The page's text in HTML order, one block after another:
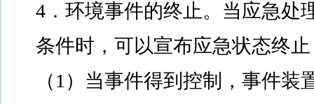
4．环境事件的终止。当应急处
条件时，可以宣布应急状态终
（1）当事件得到控制，事件装